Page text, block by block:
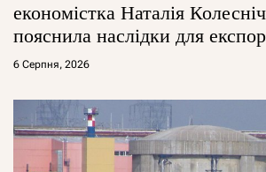
економістка Наталія
пояснила наслідки для
6 Серпня, 2026